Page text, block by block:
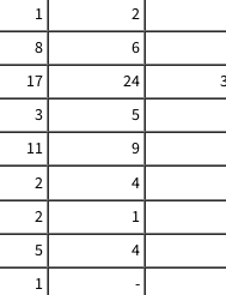
1
2
8
6
17 24
3
5
11
9
2
4
2
1
5
4
1
-